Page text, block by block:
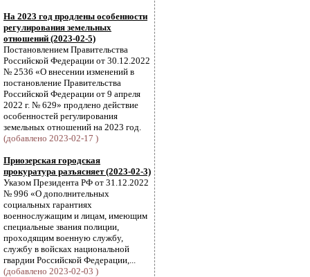
На 2023 год продлены особенности
регулирования земельных
отношений (2023-02-5)
Постановлением Правительства
Российской Федерации от 30.12.2022
№ 2536 «О внесении изменений в
постановление Правительства
Российской Федерации от 9 апреля
2022 г. № 629» продлено действие
особенностей регулирования
земельных отношений на 2023 год.
(добавлено 2023-02-17 )
Приозерская городская
прокуратура разъясняет (2023-02-3)
Указом Президента РФ от 31.12.2022
№ 996 «О дополнительных
социальных гарантиях
военнослужащим и лицам, имеющим
специальные звания полиции,
проходящим военную службу,
службу в войсках национальной
гвардии Российской Федерации,...
(добавлено 2023-02-03 )